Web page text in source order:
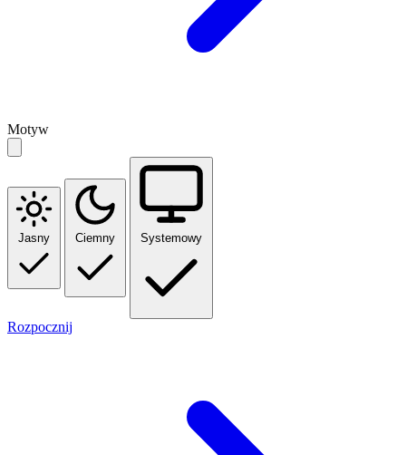
Motyw
Jasny Ciemny Systemowy
Rozpocznij